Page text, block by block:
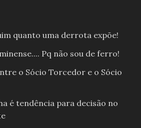
quanto uma derrota expõe!
Pq não sou de ferro!
o Sócio Torcedor e o Sócio
é tendência para decisão no